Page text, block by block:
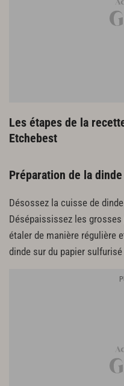
Les étapes de la
Etchebest
Préparation de la dinde
Désossez la cuisse de
Désépaississez les
étaler de manière régulière
dinde sur du papier